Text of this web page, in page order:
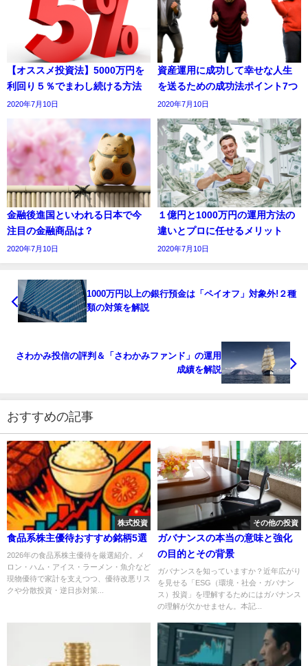
【オススメ投資法】5000万円を
利回り５％でまわし続ける方法
2020年7月10日
資産運用に成功して幸せな人生
を送るための成功法ポイント7つ
2020年7月10日
金融後進国といわれる日本で今
注目の金融商品は？
2020年7月10日
１億円と1000万円の運用方法の
違いとプロに任せるメリット
2020年7月10日
1000万円以上の銀行預金は「ペイオフ」対象外!２種
類の対策を解説
さわかみ投信の評判＆「さわかみファンド」の運用
成績を解説
おすすめの記事
株式投資
食品系株主優待おすすめ銘柄5選
2026年の食品系株主優待を厳選紹介。メ
ロン・ハム・アイス・ラーメン・魚介など
現物優待で家計を支えつつ、優待改悪リス
クや分散投資・逆日歩対策...
その他の投資
ガバナンスの本当の意味と強化
の目的とその背景
ガバナンスを知っていますか？近年広がり
を見せる「ESG（環境・社会・ガバナン
ス）投資」を理解するためにはガバナンス
の理解が欠かせません。本記...